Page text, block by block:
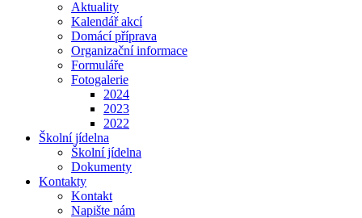
Aktuality
Kalendář akcí
Domácí příprava
Organizační informace
Formuláře
Fotogalerie
2024
2023
2022
Školní jídelna
Školní jídelna
Dokumenty
Kontakty
Kontakt
Napište nám